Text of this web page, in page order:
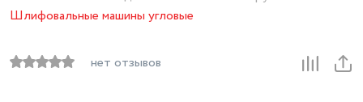
Шлифовальные машины угловые
нет отзывов